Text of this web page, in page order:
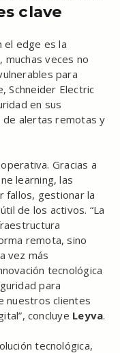
clave
el edge es la
veces no
para
Schneider Electric
en sus
de alertas remotas y
Gracias a
learning, las
fallos, gestionar la
de los activos. “La
remota, sino
vez más
tecnológica
para
nuestros clientes
concluye Leyva.
tecnológica,